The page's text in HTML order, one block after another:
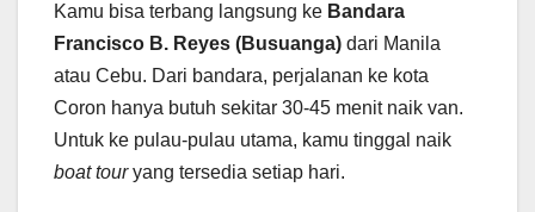
Kamu bisa terbang langsung ke Bandara
Francisco B. Reyes (Busuanga) dari Manila
atau Cebu. Dari bandara, perjalanan ke kota
Coron hanya butuh sekitar 30-45 menit naik van.
Untuk ke pulau-pulau utama, kamu tinggal naik
boat touryang tersedia setiap hari.